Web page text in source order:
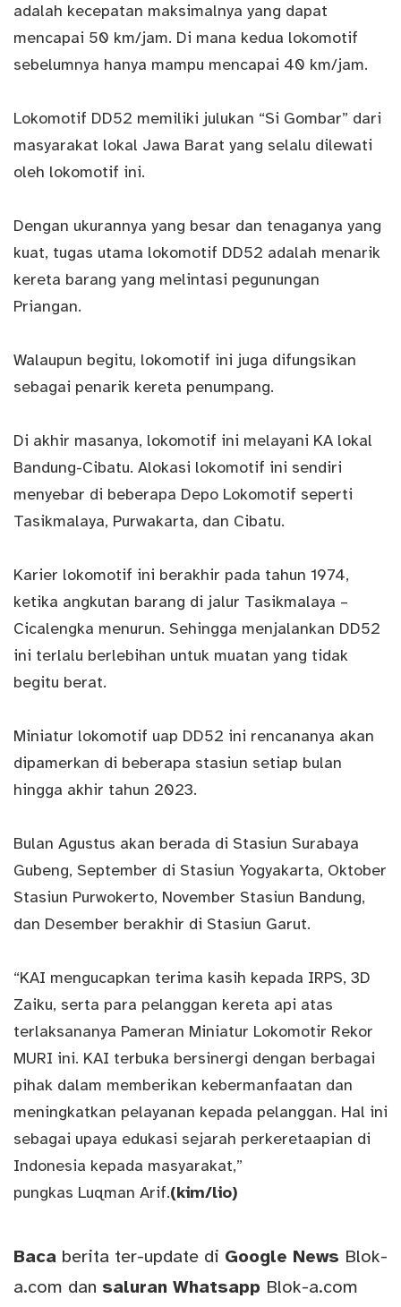
adalah kecepatan maksimalnya yang dapat
mencapai 50 km/jam. Di mana kedua lokomotif
sebelumnya hanya mampu mencapai 40 km/jam.
Lokomotif DD52 memiliki julukan “Si Gombar” dari
masyarakat lokal Jawa Barat yang selalu dilewati
oleh lokomotif ini.
Dengan ukurannya yang besar dan tenaganya yang
kuat, tugas utama lokomotif DD52 adalah menarik
kereta barang yang melintasi pegunungan
Priangan.
Walaupun begitu, lokomotif ini juga difungsikan
sebagai penarik kereta penumpang.
Di akhir masanya, lokomotif ini melayani KA lokal
Bandung-Cibatu. Alokasi lokomotif ini sendiri
menyebar di beberapa Depo Lokomotif seperti
Tasikmalaya, Purwakarta, dan Cibatu.
Karier lokomotif ini berakhir pada tahun 1974,
ketika angkutan barang di jalur Tasikmalaya –
Cicalengka menurun. Sehingga menjalankan DD52
ini terlalu berlebihan untuk muatan yang tidak
begitu berat.
Miniatur lokomotif uap DD52 ini rencananya akan
dipamerkan di beberapa stasiun setiap bulan
hingga akhir tahun 2023.
Bulan Agustus akan berada di Stasiun Surabaya
Gubeng, September di Stasiun Yogyakarta, Oktober
Stasiun Purwokerto, November Stasiun Bandung,
dan Desember berakhir di Stasiun Garut.
“KAI mengucapkan terima kasih kepada IRPS, 3D
Zaiku, serta para pelanggan kereta api atas
terlaksananya Pameran Miniatur Lokomotir Rekor
MURI ini. KAI terbuka bersinergi dengan berbagai
pihak dalam memberikan kebermanfaatan dan
meningkatkan pelayanan kepada pelanggan. Hal ini
sebagai upaya edukasi sejarah perkeretaapian di
Indonesia kepada masyarakat,”
pungkas Luqman Arif.(kim/lio)
Baca berita ter-update di Google News Blok-
a.com dan saluran Whatsapp Blok-a.com